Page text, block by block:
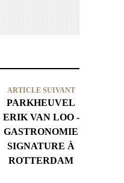
ARTICLE SUIVANT
PARKHEUVEL
ERIK VAN LOO -
GASTRONOMIE
SIGNATURE À
ROTTERDAM